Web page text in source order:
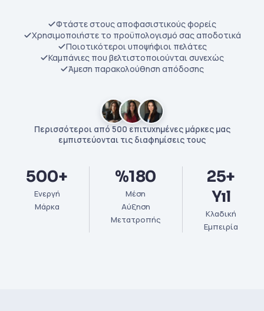
Φτάστε στους αποφασιστικούς φορείς
Χρησιμοποιήστε το προϋπολογισμό σας αποδοτικά
Ποιοτικότεροι υποψήφιοι πελάτες
Καμπάνιες που βελτιστοποιούνται συνεχώς
Άμεση παρακολούθηση απόδοσης
Περισσότεροι από 500 επιτυχημένες μάρκες μας
εμπιστεύονται τις διαφημίσεις τους
500+
Ενεργή
Μάρκα
%180
Μέση
Αύξηση
Μετατροπής
25+
Yıl
Κλαδική
Εμπειρία